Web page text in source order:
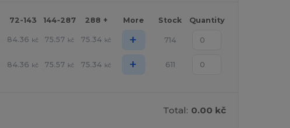
72-143 144-287 288 + More Stock Quantity
84.36 kč 75.57 kč 75.34 kč + 714
84.36 kč 75.57 kč 75.34 kč + 611
Total: 0.00 kč